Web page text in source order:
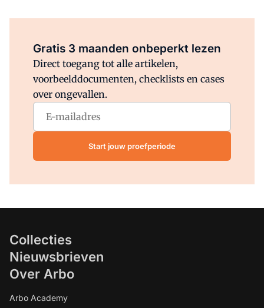
Gratis 3 maanden onbeperkt lezen
Direct toegang tot alle artikelen,
voorbeelddocumenten, checklists en cases
over ongevallen.
Start jouw proefperiode
Collecties
Nieuwsbrieven
Over Arbo
Arbo Academy